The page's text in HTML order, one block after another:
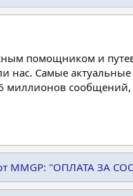
помощником и
Самые
от MMGP: "ОПЛАТА ЗА